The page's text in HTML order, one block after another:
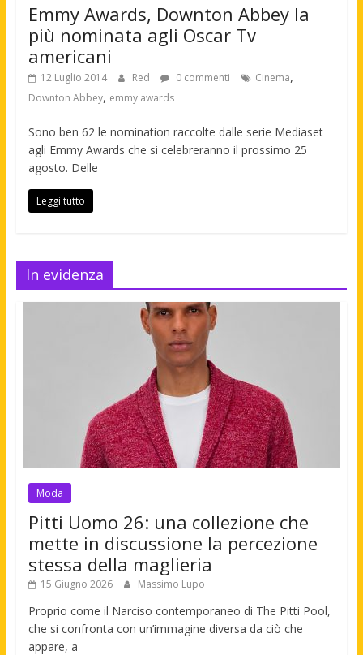
Emmy Awards, Downton Abbey la
più nominata agli Oscar Tv
americani
12 Luglio 2014 Red 0 commenti Cinema,
Downton Abbey, emmy awards
Sono ben 62 le nomination raccolte dalle serie Mediaset
agli Emmy Awards che si celebreranno il prossimo 25
agosto. Delle
Leggi tutto
In evidenza
Moda
Pitti Uomo 26: una collezione che
mette in discussione la percezione
stessa della maglieria
15 Giugno 2026 Massimo Lupo
Proprio come il Narciso contemporaneo di The Pitti Pool,
che si confronta con un’immagine diversa da ciò che
appare, a